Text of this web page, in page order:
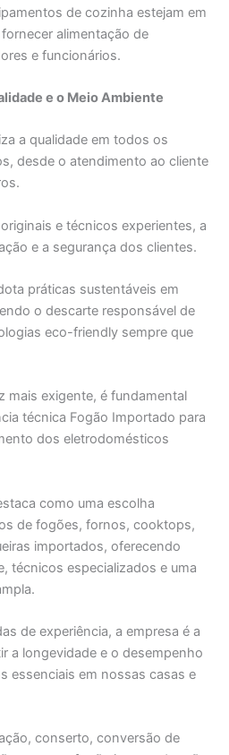
de cozinha estejam em
alimentação de
e funcionários.
e o Meio Ambiente
a qualidade em todos os
desde o atendimento ao cliente
e técnicos experientes, a
e a segurança dos clientes.
práticas sustentáveis em
o descarte responsável de
eco-friendly sempre que
mais exigente, é fundamental
técnica Fogão Importado para
dos eletrodomésticos
como uma escolha
de fogões, fornos, cooktops,
importados, oferecendo
técnicos especializados e uma
de experiência, a empresa é a
a longevidade e o desempenho
essenciais em nossas casas e
conserto, conversão de